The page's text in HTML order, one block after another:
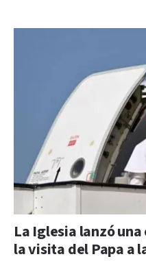
La Iglesia lanzó
la visita del Papa a